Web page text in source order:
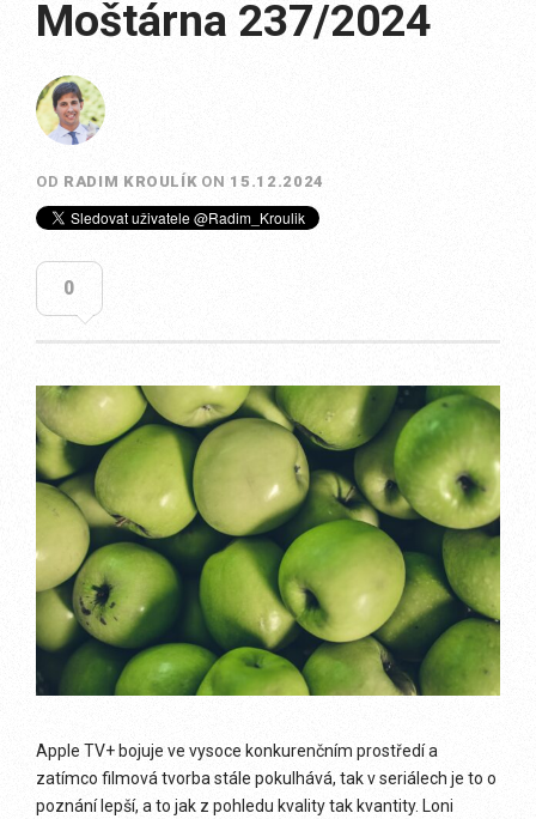
Moštárna 237/2024
OD RADIM KROULÍK ON 15.12.2024
0
Apple TV+ bojuje ve vysoce konkurenčním prostředí a
zatímco filmová tvorba stále pokulhává, tak v seriálech je to o
poznání lepší, a to jak z pohledu kvality tak kvantity. Loni